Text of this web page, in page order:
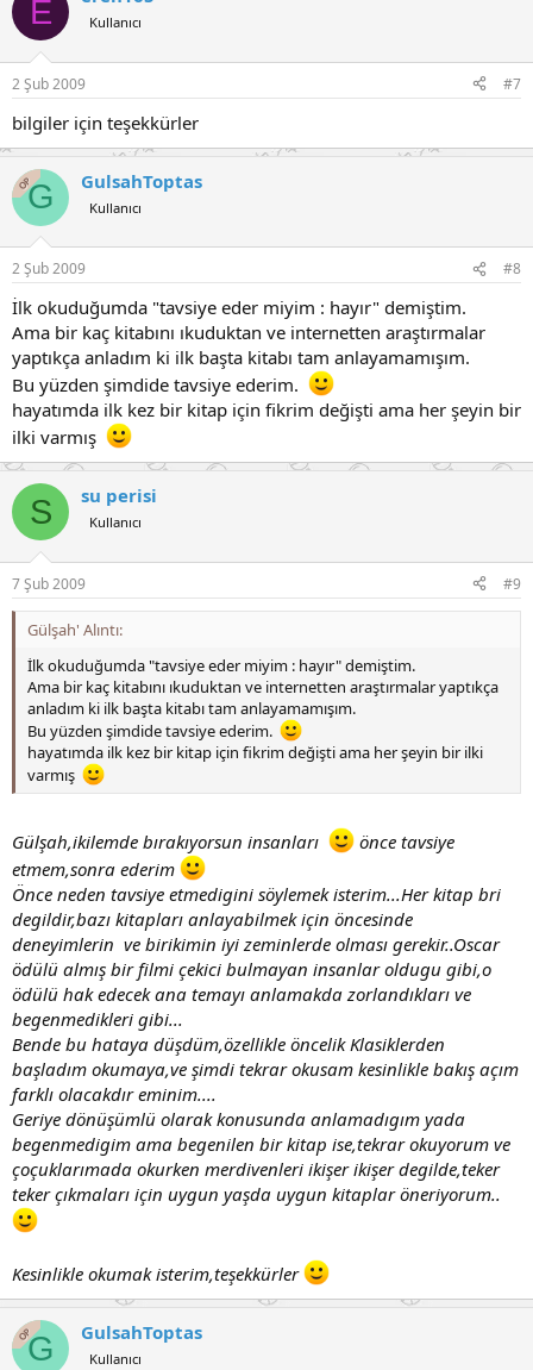
E Kullanıcı
2 Şub 2009 #7
bilgiler için teşekkürler
OPG GulsahToptas
Kullanıcı
2 Şub 2009 #8
İlk okuduğumda "tavsiye eder miyim : hayır" demiştim.
Ama bir kaç kitabını ıkuduktan ve internetten araştırmalar
yaptıkça anladım ki ilk başta kitabı tam anlayamamışım.
Bu yüzden şimdide tavsiye ederim.
hayatımda ilk kez bir kitap için fikrim değişti ama her şeyin bir
ilki varmış
S su perisi
Kullanıcı
7 Şub 2009 #9
Gülşah' Alıntı:
İlk okuduğumda "tavsiye eder miyim : hayır" demiştim.
Ama bir kaç kitabını ıkuduktan ve internetten araştırmalar yaptıkça
anladım ki ilk başta kitabı tam anlayamamışım.
Bu yüzden şimdide tavsiye ederim.
hayatımda ilk kez bir kitap için fikrim değişti ama her şeyin bir ilki
varmış
Gülşah,ikilemde bırakıyorsun insanları
önce tavsiye
etmem,sonra ederim
Önce neden tavsiye etmedigini söylemek isterim...Her kitap bri
degildir,bazı kitapları anlayabilmek için öncesinde
deneyimlerin ve birikimin iyi zeminlerde olması gerekir..Oscar
ödülü almış bir filmi çekici bulmayan insanlar oldugu gibi,o
ödülü hak edecek ana temayı anlamakda zorlandıkları ve
begenmedikleri gibi...
Bende bu hataya düşdüm,özellikle öncelik Klasiklerden
başladım okumaya,ve şimdi tekrar okusam kesinlikle bakış açım
farklı olacakdır eminim....
Geriye dönüşümlü olarak konusunda anlamadıgım yada
begenmedigim ama begenilen bir kitap ise,tekrar okuyorum ve
çoçuklarımada okurken merdivenleri ikişer ikişer degilde,teker
teker çıkmaları için uygun yaşda uygun kitaplar öneriyorum..
Kesinlikle okumak isterim,teşekkürler
OPG GulsahToptas
Kullanıcı